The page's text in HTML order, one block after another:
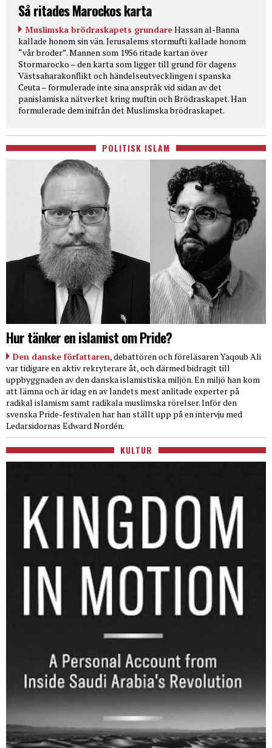
Så ritades Marockos karta
Muslimska brödraskapets grundareHassan al-Banna
kallade honom sin vän. Jerusalems stormufti kallade honom
“vår broder”. Mannen som 1956 ritade kartan över
Stormarocko – den karta som ligger till grund för dagens
Västsaharakonflikt och händelseutvecklingen i spanska
Ceuta – formulerade inte sina anspråk vid sidan av det
panislamiska nätverket kring muftin och Brödraskapet. Han
formulerade dem inifrån det Muslimska brödraskapet.
POLITISK ISLAM
Hur tänker en islamist om Pride?
Den danske författaren, debattören och föreläsaren Yaqoub Ali
var tidigare en aktiv rekryterare åt, och därmed bidragit till
uppbyggnaden av den danska islamistiska miljön. En miljö han kom
att lämna och är idag en av landets mest anlitade experter på
radikal islamism samt radikala muslimska rörelser. Inför den
svenska Pride-festivalen har han ställt upp på en intervju med
Ledarsidornas Edward Nordén.
KULTUR